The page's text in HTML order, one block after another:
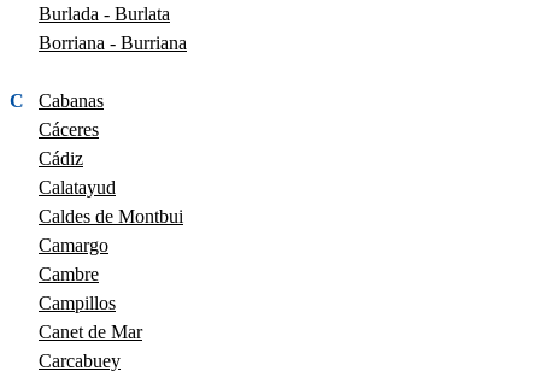
Burlada - Burlata
Borriana - Burriana
C
Cabanas
Cáceres
Cádiz
Calatayud
Caldes de Montbui
Camargo
Cambre
Campillos
Canet de Mar
Carcabuey